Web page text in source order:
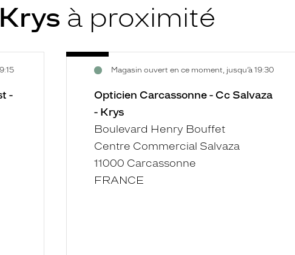
à proximité
-
Opticien
Carcassonne
Salvaza
Magasin ouvert en ce moment, jusqu’à 19:30
Voir
Opticien Carcassonne - Cc Salvaza
- Krys
Boulevard Henry Bouffet
Centre Commercial Salvaza
11000 Carcassonne
FRANCE